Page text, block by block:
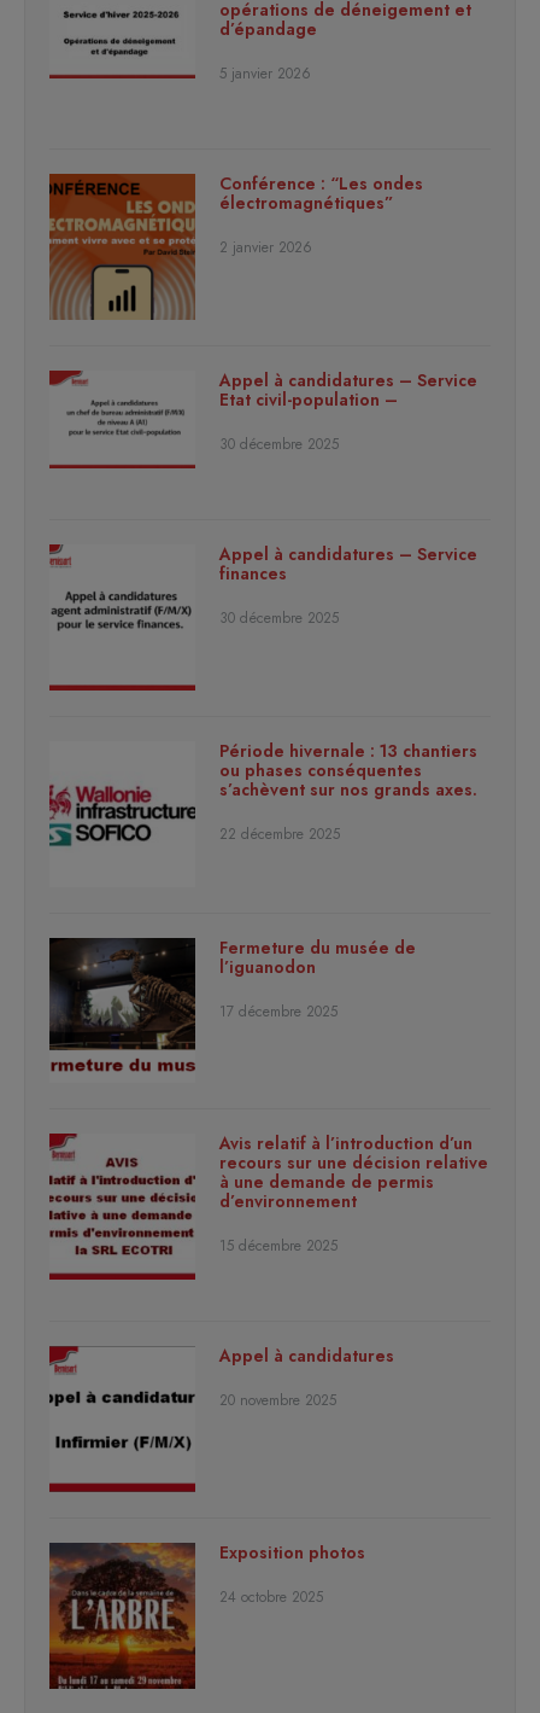
opérations de déneigement et
d’épandage
5 janvier 2026
Conférence : “Les ondes
électromagnétiques”
2 janvier 2026
Appel à candidatures – Service
Etat civil-population –
30 décembre 2025
Appel à candidatures – Service
finances
30 décembre 2025
Période hivernale : 13 chantiers
ou phases conséquentes
s’achèvent sur nos grands axes.
22 décembre 2025
Fermeture du musée de
l’iguanodon
17 décembre 2025
Avis relatif à l’introduction d’un
recours sur une décision relative
à une demande de permis
d’environnement
15 décembre 2025
Appel à candidatures
20 novembre 2025
Exposition photos
24 octobre 2025